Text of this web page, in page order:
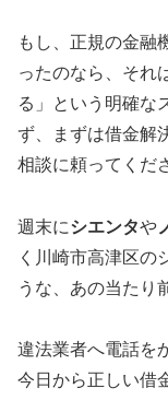
もし、正規の金融
ったのなら、それ
る」という明確な
ず、まずは借金解
相談に頼ってくだ
週末にシエンタや
く川崎市高津区の
うな、あの当たり
違法業者へ電話を
今日から正しい借